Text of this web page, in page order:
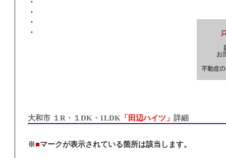
・
・
・
・
大和市 １R・１DK・1LDK 「田辺ハイツ」 詳細
※■マークが表示されている箇所は該当します。